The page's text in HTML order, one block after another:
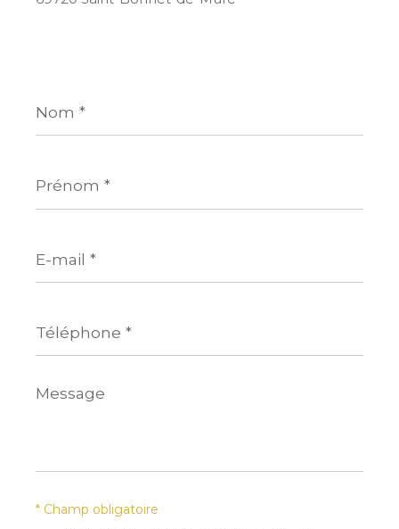
*
*
mail
*
*
Message
*
* Champ obligatoire